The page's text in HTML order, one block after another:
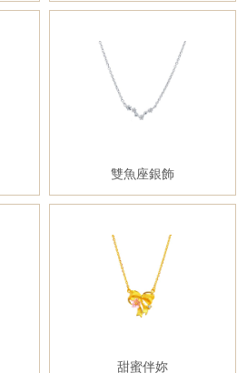
雙魚座銀飾
甜蜜伴妳